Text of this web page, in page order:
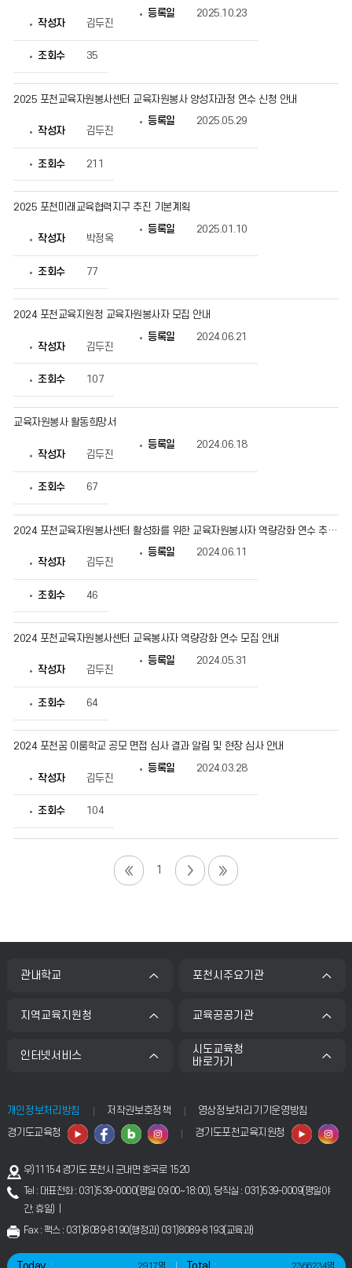
수
를
확
인
다.
작성자 김두진
등록일 2025.10.23
조회수 35
2025 포천교육자원봉사센터 교육자원봉사 양성자과정 연수 신청 안내
작성자 김두진
등록일 2025.05.29
조회수 211
2025 포천미래교육협력지구 추진 기본계획
작성자 박정옥
등록일 2025.01.10
조회수 77
2024 포천교육지원청 교육자원봉사자 모집 안내
작성자 김두진
등록일 2024.06.21
조회수 107
교육자원봉사 활동희망서
작성자 김두진
등록일 2024.06.18
조회수 67
2024 포천교육자원봉사센터 활성화를 위한 교육자원봉사자 역량강화 연수 추가 모집
작성자 김두진
등록일 2024.06.11
조회수 46
2024 포천교육자원봉사센터 교육봉사자 역량강화 연수 모집 안내
작성자 김두진
등록일 2024.05.31
조회수 64
2024 포천꿈 이룸학교 공모 면접 심사 결과 알림 및 현장 심사 안내
작성자 김두진
등록일 2024.03.28
조회수 104
1
관내학교 포천시주요기관
지역교육지원청 교육공공기관
인터넷서비스
시도교육청
바로가기
개인정보처리방침 저작권보호정책
영상정보처리기기운영방침
경기도교육청
경기도포천교육지원청
우)11154 경기도 포천시 군내면 호국로 1520
Tel : 대표전화 : 031)539-0000(평일 09:00~18:00), 당직실 : 031)539-0009(평일야
간, 휴일) |
Fax : 팩스 : 031)8089-8190(행정과) 031)8089-8193(교육과)